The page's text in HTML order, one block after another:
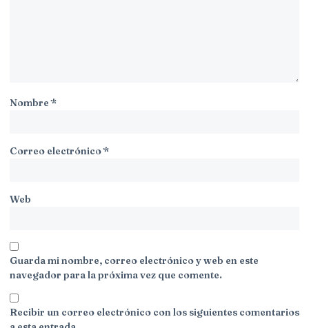
Nombre*
Correo electrónico*
Web
Guarda mi nombre, correo electrónico y web en este
navegador para la próxima vez que comente.
Recibir un correo electrónico con los siguientes comentarios